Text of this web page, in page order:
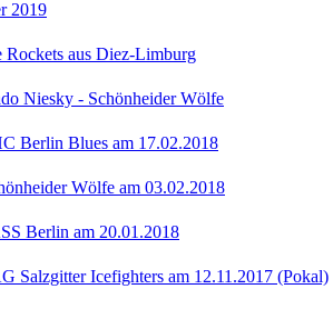
2019
Rockets aus Diez-Limburg
Niesky - Schönheider Wölfe
Berlin Blues am 17.02.2018
Wölfe am 03.02.2018
Berlin am 20.01.2018
Salzgitter Icefighters am 12.11.2017 (Pokal)